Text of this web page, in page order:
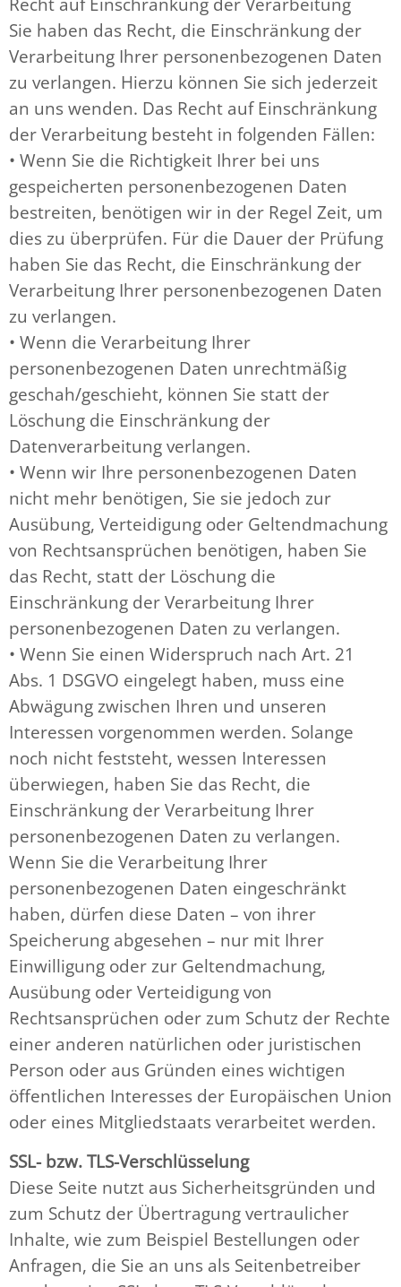
Sie haben das Recht, die Einschränkung der
Verarbeitung Ihrer personenbezogenen Daten
zu verlangen. Hierzu können Sie sich jederzeit
an uns wenden. Das Recht auf Einschränkung
der Verarbeitung besteht in folgenden Fällen:
• Wenn Sie die Richtigkeit Ihrer bei uns
gespeicherten personenbezogenen Daten
bestreiten, benötigen wir in der Regel Zeit, um
dies zu überprüfen. Für die Dauer der Prüfung
haben Sie das Recht, die Einschränkung der
Verarbeitung Ihrer personenbezogenen Daten
zu verlangen.
• Wenn die Verarbeitung Ihrer
personenbezogenen Daten unrechtmäßig
geschah/geschieht, können Sie statt der
Löschung die Einschränkung der
Datenverarbeitung verlangen.
• Wenn wir Ihre personenbezogenen Daten
nicht mehr benötigen, Sie sie jedoch zur
Ausübung, Verteidigung oder Geltendmachung
von Rechtsansprüchen benötigen, haben Sie
das Recht, statt der Löschung die
Einschränkung der Verarbeitung Ihrer
personenbezogenen Daten zu verlangen.
• Wenn Sie einen Widerspruch nach Art. 21
Abs. 1 DSGVO eingelegt haben, muss eine
Abwägung zwischen Ihren und unseren
Interessen vorgenommen werden. Solange
noch nicht feststeht, wessen Interessen
überwiegen, haben Sie das Recht, die
Einschränkung der Verarbeitung Ihrer
personenbezogenen Daten zu verlangen.
Wenn Sie die Verarbeitung Ihrer
personenbezogenen Daten eingeschränkt
haben, dürfen diese Daten – von ihrer
Speicherung abgesehen – nur mit Ihrer
Einwilligung oder zur Geltendmachung,
Ausübung oder Verteidigung von
Rechtsansprüchen oder zum Schutz der Rechte
einer anderen natürlichen oder juristischen
Person oder aus Gründen eines wichtigen
öffentlichen Interesses der Europäischen Union
oder eines Mitgliedstaats verarbeitet werden.
SSL- bzw. TLS-Verschlüsselung
Diese Seite nutzt aus Sicherheitsgründen und
zum Schutz der Übertragung vertraulicher
Inhalte, wie zum Beispiel Bestellungen oder
Anfragen, die Sie an uns als Seitenbetreiber